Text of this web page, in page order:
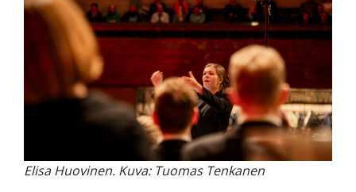
Elisa Huovinen. Kuva: Tuomas Tenkanen